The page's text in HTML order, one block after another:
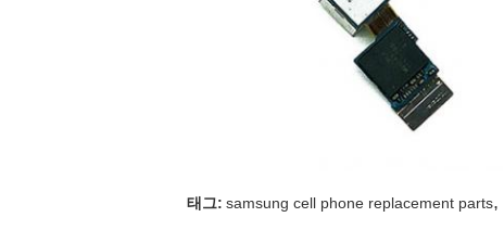
태그: samsung cell phone replacement parts,